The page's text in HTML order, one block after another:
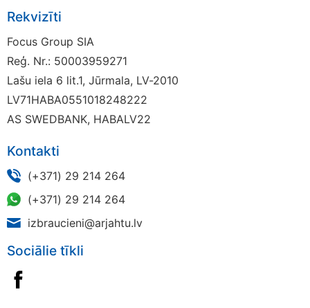
Rekvizīti
Focus Group SIA
Reģ. Nr.: 50003959271
Lašu iela 6 lit.1, Jūrmala, LV-2010
LV71HABA0551018248222
AS SWEDBANK, HABALV22
Kontakti
(+371) 29 214 264
(+371) 29 214 264
izbraucieni@arjahtu.lv
Sociālie tīkli